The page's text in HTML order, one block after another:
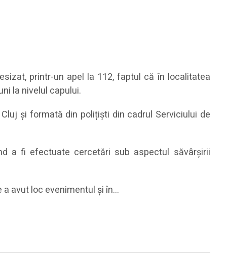
printr-un apel la 112, faptul că în localitatea
la nivelul capului.
și formată din polițiști din cadrul Serviciului de
a fi efectuate cercetări sub aspectul săvârșirii
avut loc evenimentul și în…